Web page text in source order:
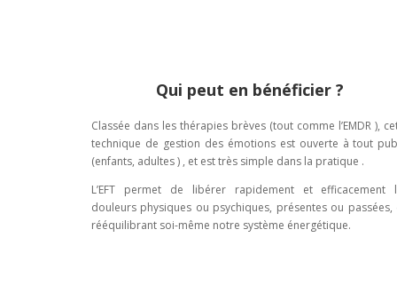
Qui peut en bénéficier ?
Classée dans les thérapies brèves (tout comme l’EMDR ),
technique de gestion des émotions est ouverte à tout
(enfants, adultes ) , et est très simple dans la pratique .
L’EFT permet de libérer rapidement et efficacement
douleurs physiques ou psychiques, présentes ou passées,
rééquilibrant soi-même notre système énergétique.